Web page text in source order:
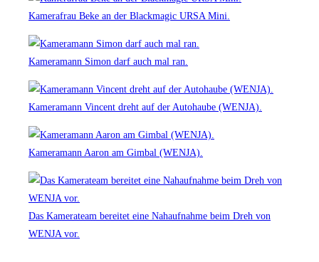
Kamerafrau Beke an der Blackmagic URSA Mini.
Kameramann Simon darf auch mal ran.
Kameramann Vincent dreht auf der Autohaube (WENJA).
Kameramann Aaron am Gimbal (WENJA).
Das Kamerateam bereitet eine Nahaufnahme beim Dreh von
WENJA vor.